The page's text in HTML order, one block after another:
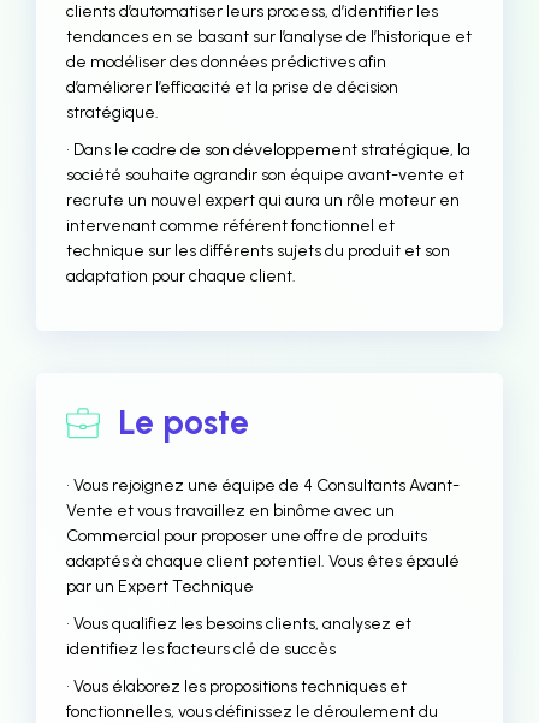
clients d’automatiser leurs process, d’identifier les
tendances en se basant sur l’analyse de l’historique et
de modéliser des données prédictives afin
d’améliorer l’efficacité et la prise de décision
stratégique.
• Dans le cadre de son développement stratégique, la
société souhaite agrandir son équipe avant-vente et
recrute un nouvel expert qui aura un rôle moteur en
intervenant comme référent fonctionnel et
technique sur les différents sujets du produit et son
adaptation pour chaque client.
Le poste
• Vous rejoignez une équipe de 4 Consultants Avant-
Vente et vous travaillez en binôme avec un
Commercial pour proposer une offre de produits
adaptés à chaque client potentiel. Vous êtes épaulé
par un Expert Technique
• Vous qualifiez les besoins clients, analysez et
identifiez les facteurs clé de succès
• Vous élaborez les propositions techniques et
fonctionnelles, vous définissez le déroulement du